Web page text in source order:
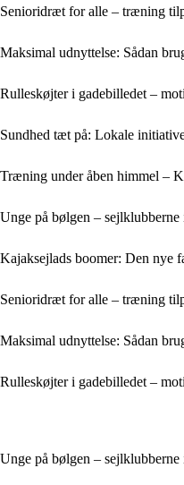
Senioridræt for alle – træning
Maksimal udnyttelse: Sådan
Rulleskøjter i gadebilledet –
Sundhed tæt på: Lokale
Træning under åben himmel –
Unge på bølgen –
Kajaksejlads boomer: Den nye
Senioridræt for alle – træning
Maksimal udnyttelse: Sådan
Rulleskøjter i gadebilledet –
Unge på bølgen –